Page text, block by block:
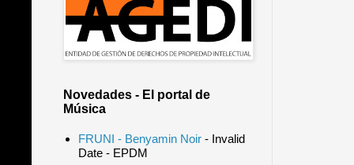
Novedades - El portal de
Música
FRUNI - Benyamin Noir- Invalid
Date- EPDM